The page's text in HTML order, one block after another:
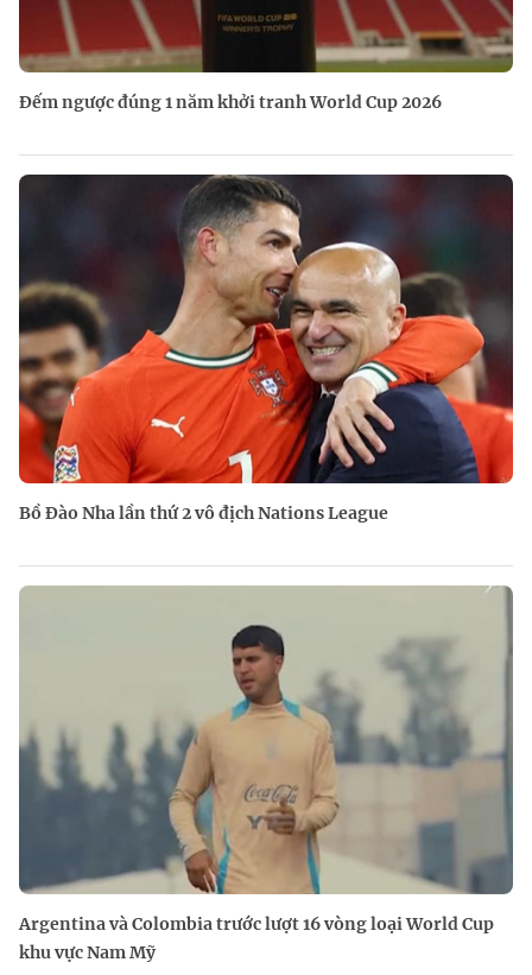
Đếm ngược đúng 1 năm khởi tranh World Cup 2026
Bồ Đào Nha lần thứ 2 vô địch Nations League
Argentina và Colombia trước lượt 16 vòng loại World Cup
khu vực Nam Mỹ